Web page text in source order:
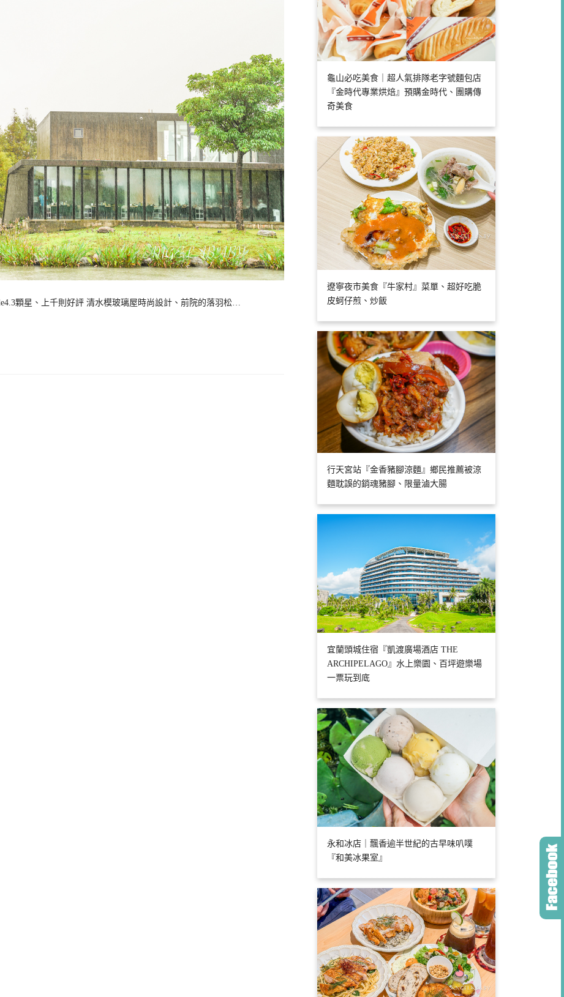
顆星、上千則好評 清水模玻璃屋時尚設計、前院的落羽松…
龜山必吃美食｜超人氣排隊老字號麵包店
『金時代專業烘焙』預購金時代、團購傳
奇美食
遼寧夜市美食『牛家村』菜單、超好吃脆
皮蚵仔煎、炒飯
行天宮站『金香豬腳涼麵』鄉民推薦被涼
麵耽誤的銷魂豬腳、限量滷大腸
宜蘭頭城住宿『凱渡廣場酒店 THE
ARCHIPELAGO』水上樂園、百坪遊樂場
一票玩到底
永和冰店｜飄香逾半世紀的古早味叭噗
『和美冰果室』